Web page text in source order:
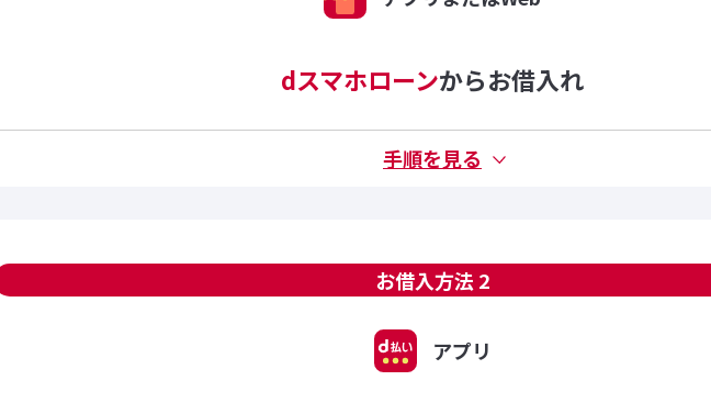
dスマホローンからお借入れ
お借入方法 2
アプリ